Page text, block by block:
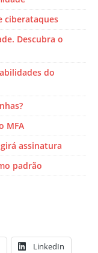
ciberataques
Descubra o
do
MFA
assinatura
padrão
LinkedIn